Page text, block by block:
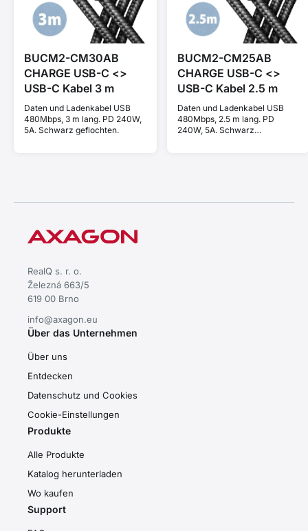
BUCM2-CM30AB
CHARGE USB-C <>
USB-C Kabel 3 m
Daten und Ladenkabel USB
480Mbps, 3 m lang. PD 240W,
5A. Schwarz geflochten.
BUCM2-CM25AB
CHARGE USB-C <>
USB-C Kabel 2.5 m
Daten und Ladenkabel USB
480Mbps, 2.5 m lang. PD
240W, 5A. Schwarz
RealQ s. r. o.
Železná 663/5
619 00 Brno
info@axagon.eu
Über das Unternehmen
Über uns
Entdecken
Datenschutz und Cookies
Cookie-Einstellungen
Produkte
Alle Produkte
Katalog herunterladen
Wo kaufen
Support